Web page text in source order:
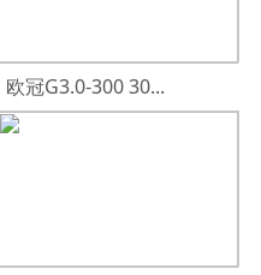
欧冠G3.0-300 30...